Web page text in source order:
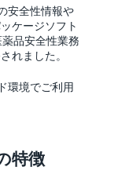
安全性情報や
ケージソフト
品安全性業務
れました。
環境でご利用
特徴